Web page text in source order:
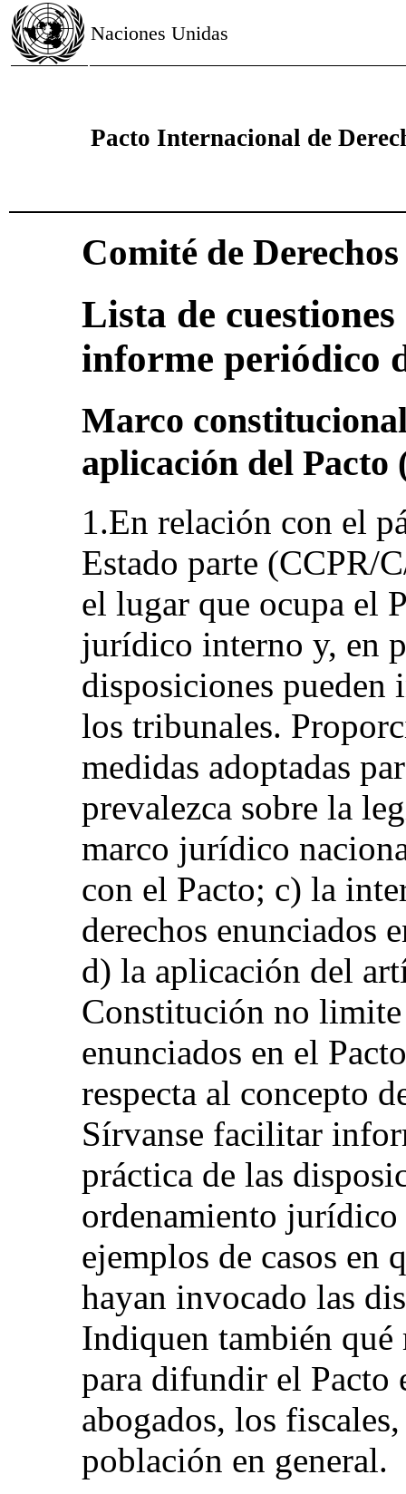
Naciones Unidas
Pacto Internacional de
Comité de
Lista de
informe periódico
Marco
aplicación del Pacto
1.En relación con el
Estado parte (CCPR/
el lugar que ocupa el
jurídico interno y, en
disposiciones pueden
los tribunales.
medidas adoptadas
prevalezca sobre la
marco jurídico
con el Pacto; c) la
derechos enunciados
d) la aplicación del
Constitución no limite
enunciados en el
respecta al concepto
Sírvanse facilitar
práctica de las
ordenamiento
ejemplos de casos en
hayan invocado las
Indiquen también qué
para difundir el Pacto
abogados, los
población en general.